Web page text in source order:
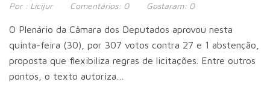
Por : Licijur Comentários: 0 Gostaram: 0
O Plenário da Câmara dos Deputados aprovou nesta
quinta-feira (30), por 307 votos contra 27 e 1 abstenção,
proposta que flexibiliza regras de licitações. Entre outros
pontos, o texto autoriza…